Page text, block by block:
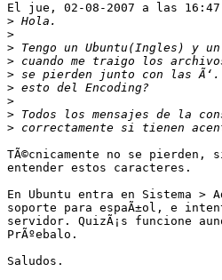
El jue, 02-08-2007 a las 16:47
>
>
>
>
>
>
>
>
>
TÃ©cnicamente no se pierden,
entender estos caracteres.
En Ubuntu entra en Sistema >
soporte para espaÃ±ol, e
servidor. QuizÃ¡s funcione
PrÃºebalo.
Saludos.